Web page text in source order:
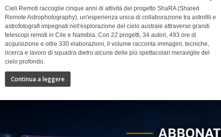
Cieli Remoti raccoglie cinque anni di attività del progetto ShaRA (Shared
Remote Astrophotography), un'esperienza unica di collaborazione tra astrofili e
astrofotografi impegnati nell'esplorazione del cielo australe attraverso grandi
telescopi remoti in Cile e Namibia. Con 22 progetti, 34 autori, 493 ore di
acquisizione e oltre 330 elaborazioni, il volume racconta immagini, tecniche,
ricerca e lavoro di squadra dietro alcune delle più spettacolari meraviglie del
cielo profondo.
Continua a leggere